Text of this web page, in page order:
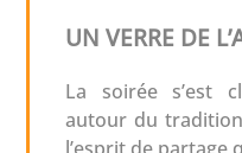
UN VERRE DE
La soirée s’est
autour du